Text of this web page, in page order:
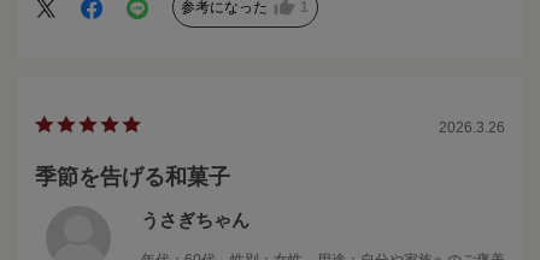
の和菓子で、目で楽しませてもらいながら美味しくいただ
参考になった 1
2026.3.26
季節を告げる和菓子
うさぎちゃん